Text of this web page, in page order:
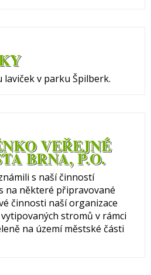
laviček v parku Špilberk.
VEŘEJNÉ
BRNA, P.O.
s naší činností
na některé připravované
činnosti naší organizace
stromů v rámci
na území městské části